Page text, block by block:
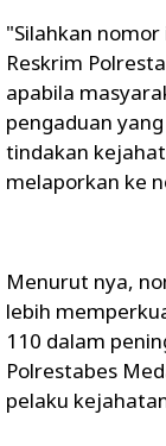
"Silahkan
Reskrim
apabila
pengaduan
tindakan
melaporkan ke
Menurut nya,
lebih
110 dalam
Polrestabes
pelaku